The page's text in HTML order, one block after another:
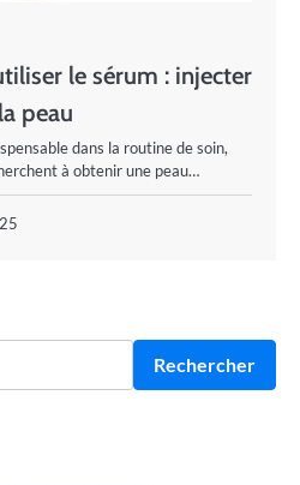
le sérum : injecter
peau
dans la routine de soin,
à obtenir une peau…
Rechercher